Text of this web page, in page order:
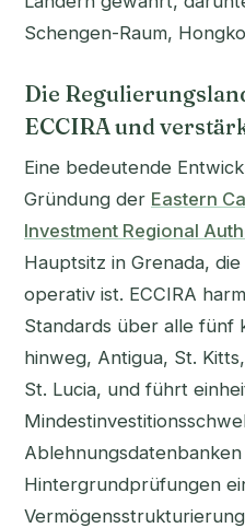
Schengen-Raum,
Die
ECCIRA und
Eine bedeutende
Gründung der Eastern
Investment Regional
Hauptsitz in Grenada,
operativ ist. ECCIRA
Standards über alle fünf
hinweg, Antigua, St.
St. Lucia, und führt
Hintergrundprüfungen